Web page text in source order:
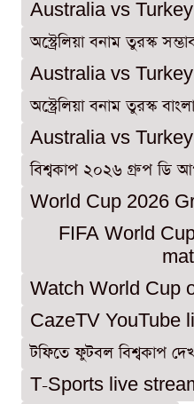
Australia vs
অস্ট্রেলিয়া বনাম তুরস্ক
Australia vs
অস্ট্রেলিয়া বনাম তুরস্ক
Australia vs
বিশ্বকাপ ২০২৬ গ্রুপ ডি
World Cup 2026
FIFA World
Watch World Cup
CazeTV YouTube
টফিতে ফুটবল বিশ্বকাপ
T-Sports live